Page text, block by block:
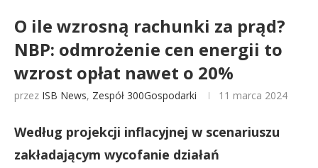
O ile wzrosną rachunki za prąd?
NBP: odmrożenie cen energii to
wzrost opłat nawet o 20%
przez ISB News, Zespół 300Gospodarki 11 marca 2024
Według projekcji inflacyjnej w scenariuszu
zakładającym wycofanie działań